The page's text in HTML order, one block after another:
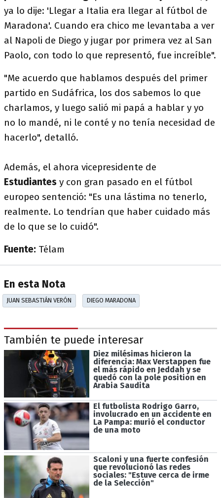
ya lo dije: 'Llegar a Italia era llegar al fútbol de
Maradona'. Cuando era chico me levantaba a ver
al Napoli de Diego y jugar por primera vez al San
Paolo, con todo lo que representó, fue increíble".
"Me acuerdo que hablamos después del primer
partido en Sudáfrica, los dos sabemos lo que
charlamos, y luego salió mi papá a hablar y yo
no lo mandé, ni le conté y no tenía necesidad de
hacerlo", detalló.
Además, el ahora vicepresidente de
Estudiantes y con gran pasado en el fútbol
europeo sentenció: "Es una lástima no tenerlo,
realmente. Lo tendrían que haber cuidado más
de lo que se lo cuidó".
Fuente: Télam
En esta Nota
JUAN SEBASTIÁN VERÓN DIEGO MARADONA
También te puede interesar
Diez milésimas hicieron la
diferencia: Max Verstappen fue
el más rápido en Jeddah y se
quedó con la pole position en
Arabia Saudita
El futbolista Rodrigo Garro,
involucrado en un accidente en
La Pampa: murió el conductor
de una moto
Scaloni y una fuerte confesión
que revolucionó las redes
sociales: "Estuve cerca de irme
de la Selección"